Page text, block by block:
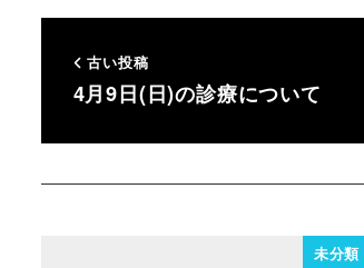
古い投稿
4月9日(日)の診療について
未分類